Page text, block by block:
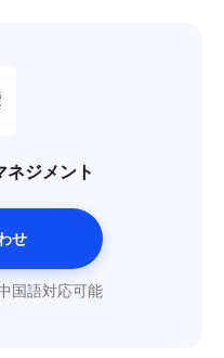
ネジメント
せ
国語対応可能